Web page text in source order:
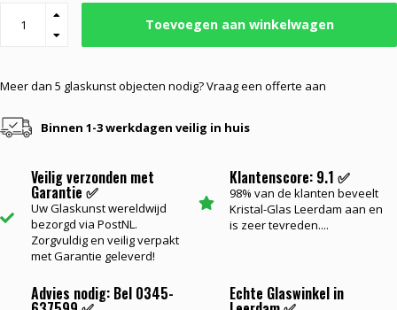
Toevoegen aan winkelwagen
Meer dan 5 glaskunst objecten nodig? Vraag een offerte aan
Binnen 1-3 werkdagen veilig in huis
Veilig verzonden met
Garantie ✅
Uw Glaskunst wereldwijd
bezorgd via PostNL.
Zorgvuldig en veilig verpakt
met Garantie geleverd!
Klantenscore: 9.1 ✅
98% van de klanten beveelt
Kristal-Glas Leerdam aan en
is zeer tevreden....
Advies nodig: Bel 0345- Echte Glaswinkel in